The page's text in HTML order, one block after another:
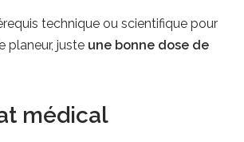
technique ou scientifique pour
planeur, juste une bonne dose de
médical